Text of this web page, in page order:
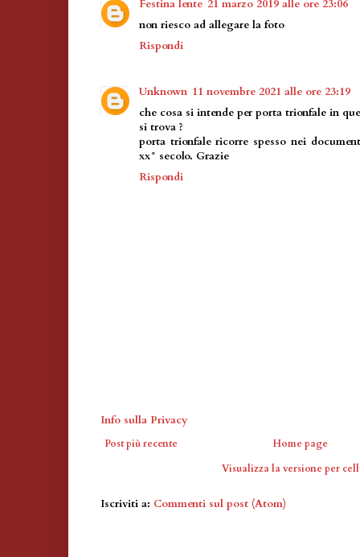
Festina lente 21 marzo 2019 alle ore 23:06
non riesco ad allegare la foto
Rispondi
Unknown 11 novembre 2021 alle ore 23:19
che cosa si intende per porta trionfale in
si trova ?
porta trionfale ricorre spesso nei
xx° secolo. Grazie
Rispondi
Info sulla Privacy
Post più recente
Home page
Visualizza la versione per
Iscriviti a: Commenti sul post (Atom)